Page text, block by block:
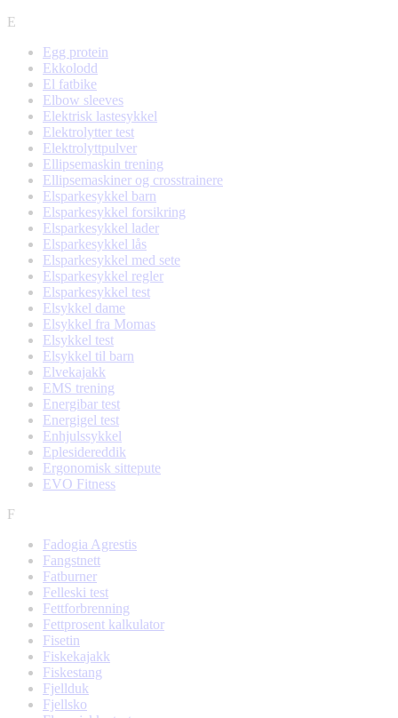
E
Egg protein
Ekkolodd
El fatbike
Elbow sleeves
Elektrisk lastesykkel
Elektrolytter test
Elektrolyttpulver
Ellipsemaskin trening
Ellipsemaskiner og crosstrainere
Elsparkesykkel barn
Elsparkesykkel forsikring
Elsparkesykkel lader
Elsparkesykkel lås
Elsparkesykkel med sete
Elsparkesykkel regler
Elsparkesykkel test
Elsykkel dame
Elsykkel fra Momas
Elsykkel test
Elsykkel til barn
Elvekajakk
EMS trening
Energibar test
Energigel test
Enhjulssykkel
Eplesidereddik
Ergonomisk sittepute
EVO Fitness
F
Fadogia Agrestis
Fangstnett
Fatburner
Felleski test
Fettforbrenning
Fettprosent kalkulator
Fisetin
Fiskekajakk
Fiskestang
Fjellduk
Fjellsko